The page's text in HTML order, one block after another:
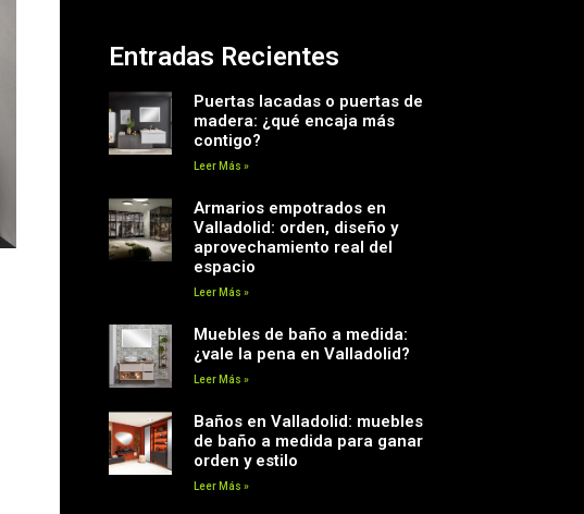
Entradas Recientes
Puertas lacadas o puertas de
madera: ¿qué encaja más
contigo?
Leer Más »
Armarios empotrados en
Valladolid: orden, diseño y
aprovechamiento real del
espacio
Leer Más »
Muebles de baño a medida:
¿vale la pena en Valladolid?
Leer Más »
Baños en Valladolid: muebles
de baño a medida para ganar
orden y estilo
Leer Más »